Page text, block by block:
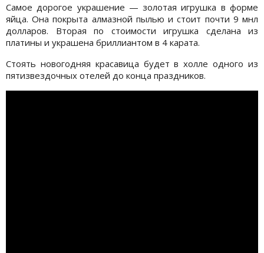
Самое дорогое украшение — золотая игрушка в форме
яйца. Она покрыта алмазной пылью и стоит почти 9 мнл
долларов. Вторая по стоимости игрушка сделана из
платины и украшена бриллиантом в 4 карата.
Стоять новогодняя красавица будет в холле одного из
пятизвездочных отелей до конца праздников.